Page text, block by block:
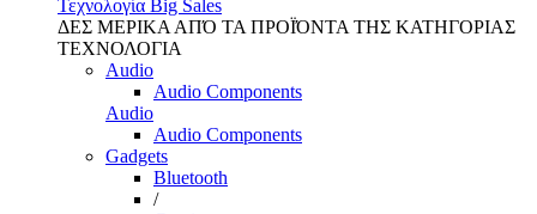
Τεχνολογία Big Sales
ΔΕΣ ΜΕΡΙΚΑ ΑΠΌ ΤΑ ΠΡΟΪΌΝΤΑ ΤΗΣ ΚΑΤΗΓΟΡΙΑΣ
ΤΕΧΝΟΛΟΓΙΑ
Audio
Audio Components
Audio
Audio Components
Gadgets
Bluetooth
/